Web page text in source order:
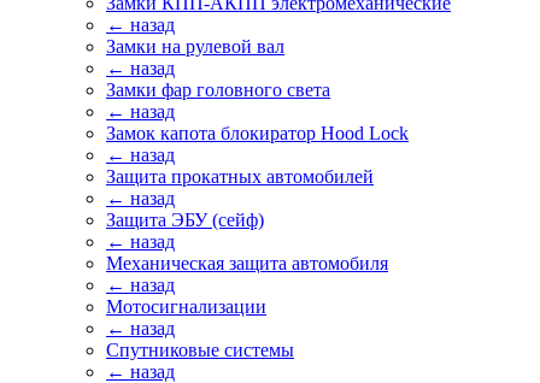
← назад
Замки на рулевой вал
← назад
Замки фар головного света
← назад
Замок капота блокиратор Hood Lock
← назад
Защита прокатных автомобилей
← назад
Защита ЭБУ (сейф)
← назад
Механическая защита автомобиля
← назад
Мотосигнализации
← назад
Спутниковые системы
← назад